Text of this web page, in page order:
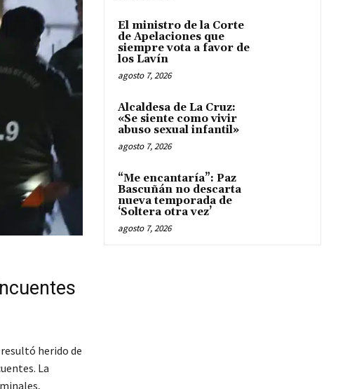
herido de
La
El ministro de la Corte
de Apelaciones que
siempre vota a favor de
los Lavín
agosto 7, 2026
Alcaldesa de La Cruz:
«Se siente como vivir
abuso sexual infantil»
agosto 7, 2026
“Me encantaría”: Paz
Bascuñán no descarta
nueva temporada de
‘Soltera otra vez’
agosto 7, 2026